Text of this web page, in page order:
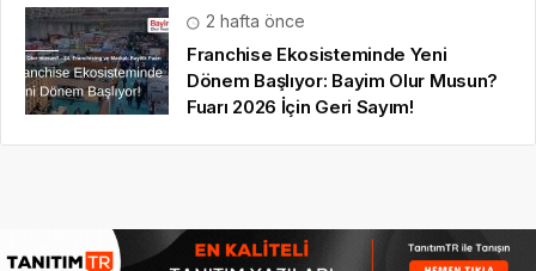
2 hafta önce
Franchise Ekosisteminde Yeni
Dönem Başlıyor: Bayim Olur Musun?
Fuarı 2026 İçin Geri Sayım!